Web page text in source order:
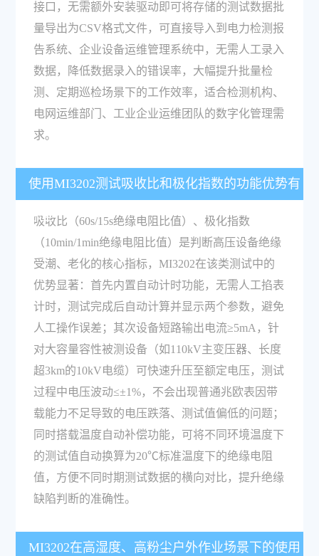
接口，无需额外安装驱动即可将存储的测试数据批
量导出为CSV格式文件，可直接导入到电力检测报
告系统、企业设备运维管理系统中，无需人工录入
数据，降低数据录入的错误率，大幅提升批量检
测、定期巡检场景下的工作效率，适合检测机构、
电网运维部门、工业企业运维团队的数字化管理需
求。
使用MI3202测试吸收比和极化指数的功能优势有
哪些？
吸收比（60s/15s绝缘电阻比值）、极化指数
（10min/1min绝缘电阻比值）是判断高压设备绝缘
受潮、老化的核心指标，MI3202在该类测试中的
优势显著：首先内置自动计时功能，无需人工掐表
计时，测试完成后自动计算并显示两个参数，避免
人工操作误差；其次设备短路输出电流≥5mA，针
对大容量容性被测设备（如110kV主变压器、长度
超3km的10kV电缆）可快速升压至额定电压，测试
过程中电压波动≤±1%，不会出现普通兆欧表因带
载能力不足导致的电压跌落、测试值偏低的问题；
同时搭载温度自动补偿功能，可将不同环境温度下
的测试值自动换算为20℃标准温度下的绝缘电阻
值，方便不同时期测试数据的横向对比，提升绝缘
缺陷判断的准确性。
MI3202在高湿度、高粉尘户外作业场景下的使用